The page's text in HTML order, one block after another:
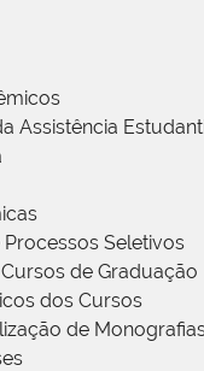
Assistência
Seletivos
de Graduação
dos Cursos
de